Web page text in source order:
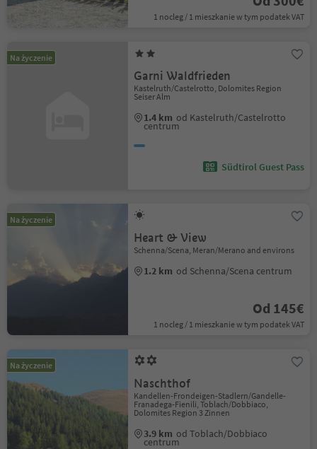
1 nocleg / 1 mieszkanie w tym podatek VAT
Na życzenie
Garni Waldfrieden
Kastelruth/Castelrotto, Dolomites Region
Seiser Alm
1.4 km od Kastelruth/Castelrotto
centrum
Südtirol Guest Pass
Na życzenie
Heart & View
Schenna/Scena, Meran/Merano and environs
1.2 km od Schenna/Scena centrum
Od 145€
1 nocleg / 1 mieszkanie w tym podatek VAT
Na życzenie
Naschthof
Kandellen-Frondeigen-Stadlern/Gandelle-
Franadega-Fienili, Toblach/Dobbiaco,
Dolomites Region 3 Zinnen
3.9 km od Toblach/Dobbiaco
centrum